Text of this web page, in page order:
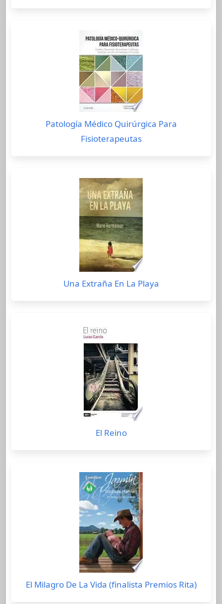
Patología Médico Quirúrgica Para
Fisioterapeutas
Una Extraña En La Playa
El Reino
El Milagro De La Vida (finalista Premios Rita)